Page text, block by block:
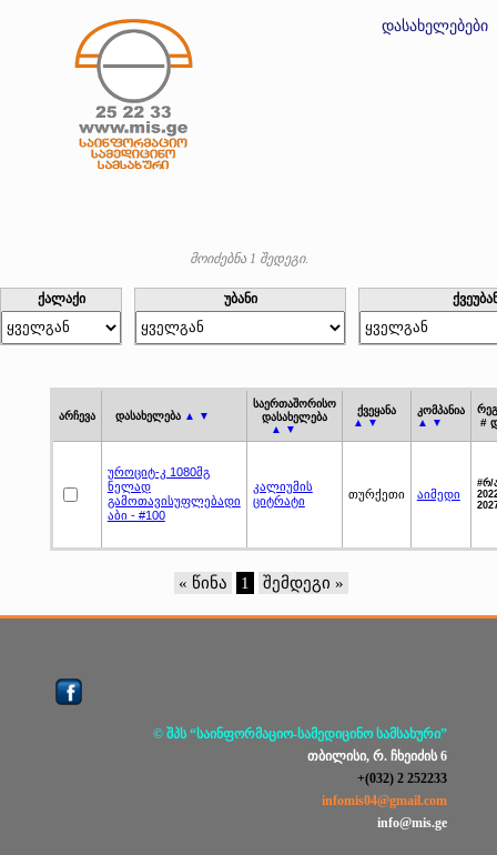
დასახელებები
მოიძებნა 1 შედეგი.
ქალაქი უბანი
არჩევა დასახელება ▲ ▼
საერთაშორისო
დასახელება
▲ ▼
ქვეყანა
▲ ▼
კომპანია
▲ ▼
#
უროციტ-კ 1080მგ
ნელად
გამოთავისუფლებადი
აბი - #100
კალიუმის
ციტრატი
თურქეთი აიმედი
#რ/
« წინა 1 შემდეგი »
© შპს “საინფორმაციო-სამედიცინო სამსახური”
თბილისი, რ. ჩხეიძის 6
+(032) 2 252233
infomis04@gmail.com
info@mis.ge